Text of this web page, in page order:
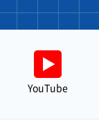
YouTube